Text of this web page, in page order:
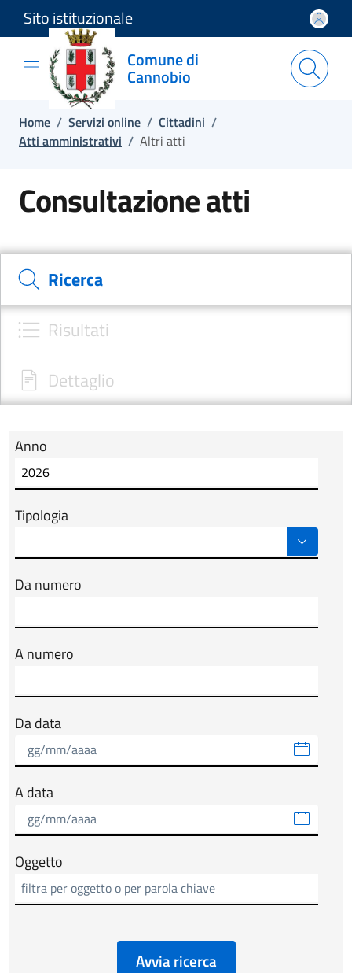
Salta e vai al contenuto
Salta e vai al footer
Sito istituzionale
Comune di
Cannobio
Home / Servizi online / Cittadini /
Atti amministrativi / Altri atti
Consultazione atti
Cerca il documento e consulta il dettaglio
Ricerca
Risultati
Dettaglio
Modulo tab_ricerca_form
Anno
Tipologia
Da numero
A numero
Da data
A data
Oggetto
Avvia ricerca